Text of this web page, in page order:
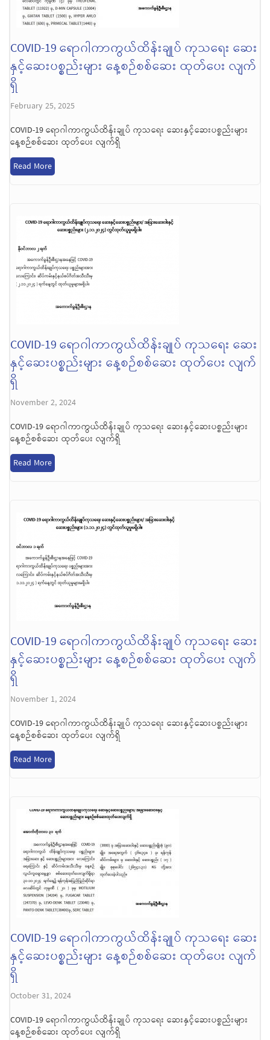
COVID-19 ရောဂါကာကွယ်ထိန်းချုပ် ကုသရေး ဆေး
နှင့်ဆေးပစ္စည်းများ နေ့စဉ်စစ်ဆေး ထုတ်ပေး လျက်
ရှိ
February 25, 2025
COVID-19 ရောဂါကာကွယ်ထိန်းချုပ် ကုသရေး ဆေးနှင့်ဆေးပစ္စည်းများ
နေ့စဉ်စစ်ဆေး ထုတ်ပေး လျက်ရှိ
Read More
COVID-19 ရောဂါကာကွယ်ထိန်းချုပ် ကုသရေး ဆေး
နှင့်ဆေးပစ္စည်းများ နေ့စဉ်စစ်ဆေး ထုတ်ပေး လျက်
ရှိ
November 2, 2024
COVID-19 ရောဂါကာကွယ်ထိန်းချုပ် ကုသရေး ဆေးနှင့်ဆေးပစ္စည်းများ
နေ့စဉ်စစ်ဆေး ထုတ်ပေး လျက်ရှိ
Read More
COVID-19 ရောဂါကာကွယ်ထိန်းချုပ် ကုသရေး ဆေး
နှင့်ဆေးပစ္စည်းများ နေ့စဉ်စစ်ဆေး ထုတ်ပေး လျက်
ရှိ
November 1, 2024
COVID-19 ရောဂါကာကွယ်ထိန်းချုပ် ကုသရေး ဆေးနှင့်ဆေးပစ္စည်းများ
နေ့စဉ်စစ်ဆေး ထုတ်ပေး လျက်ရှိ
Read More
COVID-19 ရောဂါကာကွယ်ထိန်းချုပ် ကုသရေး ဆေး
နှင့်ဆေးပစ္စည်းများ နေ့စဉ်စစ်ဆေး ထုတ်ပေး လျက်
ရှိ
October 31, 2024
COVID-19 ရောဂါကာကွယ်ထိန်းချုပ် ကုသရေး ဆေးနှင့်ဆေးပစ္စည်းများ
နေ့စဉ်စစ်ဆေး ထုတ်ပေး လျက်ရှိ